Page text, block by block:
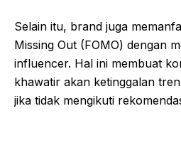
Selain itu, brand juga
Missing Out (FOMO) dengan
influencer. Hal ini membuat
khawatir akan ketinggalan
jika tidak mengikuti